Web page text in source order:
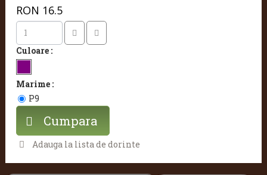
RON 16.5
Culoare :
Marime :
P9
Cumpara
Adauga la lista de dorinte